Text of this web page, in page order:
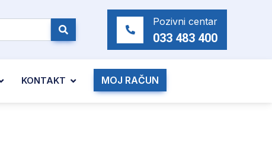
Pozivni centar
033 483 400
KONTAKT MOJ RAČUN